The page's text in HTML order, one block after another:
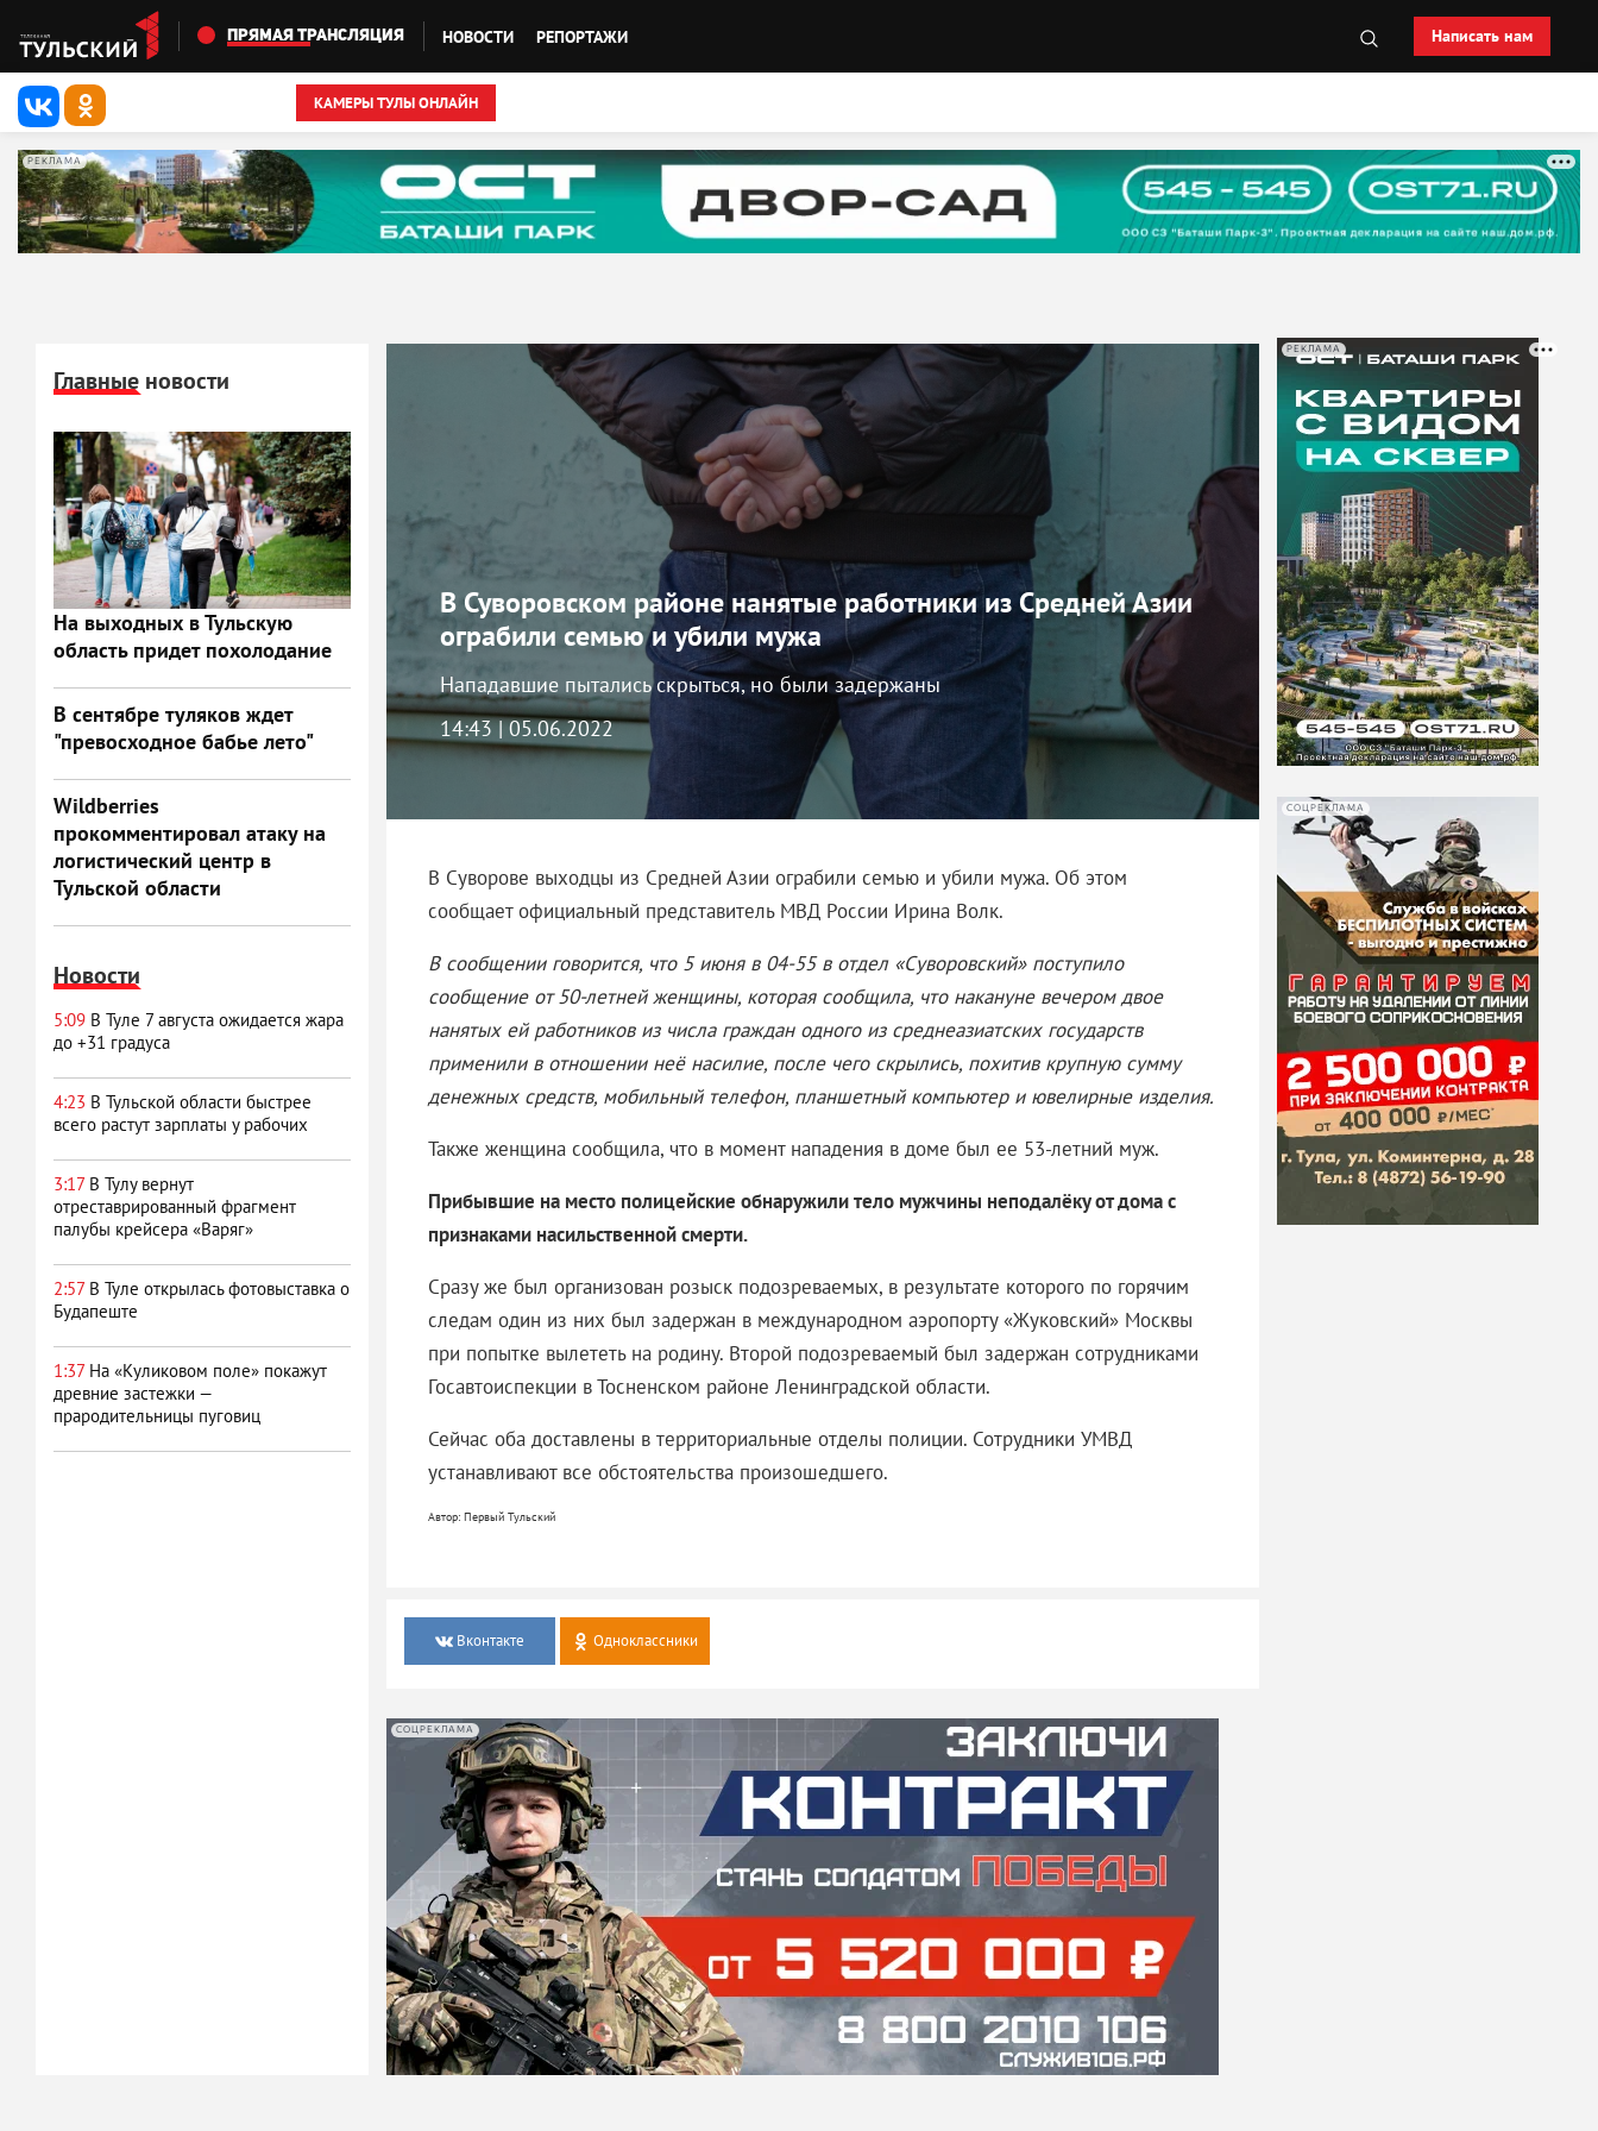
Перейти к основному содержанию
ПРЯМАЯ ТРАНСЛЯЦИЯ НОВОСТИ РЕПОРТАЖИ Написать нам
КАМЕРЫ ТУЛЫ ОНЛАЙН
РЕКЛАМА
Главные новости
На выходных в Тульскую
область придет похолодание
В сентябре туляков ждет
"превосходное бабье лето"
Wildberries
прокомментировал атаку на
логистический центр в
Тульской области
Новости
5:09 В Туле 7 августа ожидается жара
до +31 градуса
4:23 В Тульской области быстрее
всего растут зарплаты у рабочих
3:17 В Тулу вернут
отреставрированный фрагмент
палубы крейсера «Варяг»
2:57 В Туле открылась фотовыставка о
Будапеште
1:37 На «Куликовом поле» покажут
древние застежки —
прародительницы пуговиц
В Суворовском районе нанятые работники из Средней Азии
ограбили семью и убили мужа
Нападавшие пытались скрыться, но были задержаны
14:43 | 05.06.2022
В Суворове выходцы из Средней Азии ограбили семью и убили мужа. Об этом
сообщает официальный представитель МВД России Ирина Волк.
В сообщении говорится, что 5 июня в 04-55 в отдел «Суворовский» поступило
сообщение от 50-летней женщины, которая сообщила, что накануне вечером двое
нанятых ей работников из числа граждан одного из среднеазиатских государств
применили в отношении неё насилие, после чего скрылись, похитив крупную сумму
денежных средств, мобильный телефон, планшетный компьютер и ювелирные изделия.
Также женщина сообщила, что в момент нападения в доме был ее 53-летний муж.
Прибывшие на место полицейские обнаружили тело мужчины неподалёку от дома с
признаками насильственной смерти.
Сразу же был организован розыск подозреваемых, в результате которого по горячим
следам один из них был задержан в международном аэропорту «Жуковский» Москвы
при попытке вылететь на родину. Второй подозреваемый был задержан сотрудниками
Госавтоиспекции в Тосненском районе Ленинградской области.
Сейчас оба доставлены в территориальные отделы полиции. Сотрудники УМВД
устанавливают все обстоятельства произошедшего.
Автор: Первый Тульский
Вконтакте Одноклассники
СОЦРЕКЛАМА
РЕКЛАМА
СОЦРЕКЛАМА